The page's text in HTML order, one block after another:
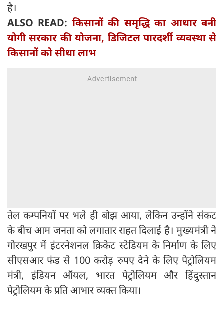
है।
ALSO READ: किसानों की समृद्धि का आधार बनी
योगी सरकार की योजना, डिजिटल पारदर्शी व्यवस्था से
किसानों को सीधा लाभ
तेल कम्पनियों पर भले ही बोझ आया, लेकिन उन्होंने संकट
के बीच आम जनता को लगातार राहत दिलाई है। मुख्यमंत्री ने
गोरखपुर में इंटरनेशनल क्रिकेट स्टेडियम के निर्माण के लिए
सीएसआर फंड से 100 करोड़ रुपए देने के लिए पेट्रोलियम
मंत्री, इंडियन ऑयल, भारत पेट्रोलियम और हिंदुस्तान
पेट्रोलियम के प्रति आभार व्यक्त किया।